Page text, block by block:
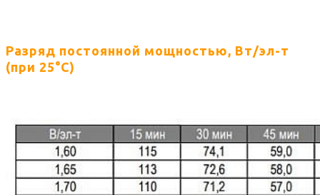
Разряд постоянной мощностью, Вт/эл-т
(при 25°С)